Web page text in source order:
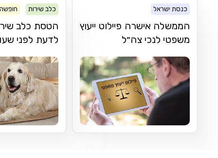
כנסת ישראל
הממשלה אישרה פיילוט ייעוץ
משפטי לנכי צה״ל
כלב שירות
הטסת כלב
לדעת לפני